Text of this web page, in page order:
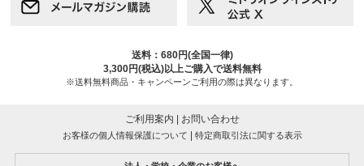
送料：680円(全国一律)
3,300円(税込)以上ご購入で送料無料
※送料無料商品・キャンペーンご利用の際は異なります。
ご利用案内 | お問い合わせ
お客様の個人情報保護について | 特定商取引法に関する表示